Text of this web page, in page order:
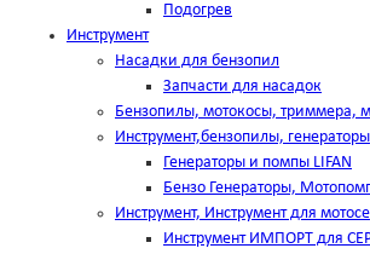
Подогрев
Инструмент
Насадки для бензопил
Запчасти для насадок
Бензопилы, мотокосы, триммера,
Инструмент,бензопилы, генераторы
Генераторы и помпы LIFAN
Бензо Генераторы,
Инструмент, Инструмент для
Инструмент ИМПОРТ для